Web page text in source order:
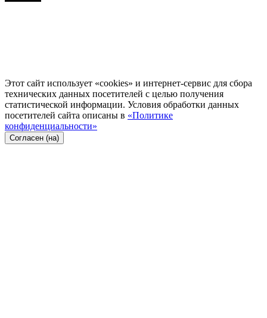
Этот сайт использует «cookies» и интернет-сервис для сбора
технических данных посетителей с целью получения
статистической информации. Условия обработки данных
посетителей сайта описаны в «Политике
конфиденциальности»
Согласен (на)